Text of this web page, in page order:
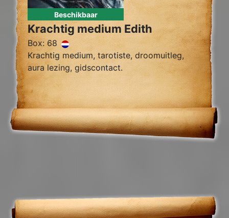
Beschikbaar
Krachtig medium Edith
Box: 68
Krachtig medium, tarotiste, droomuitleg,
aura lezing, gidscontact.